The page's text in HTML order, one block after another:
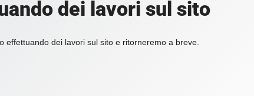
dei lavori sul sito
effettuando dei lavori sul sito e ritorneremo a breve.